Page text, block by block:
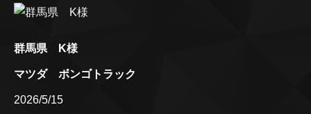
群馬県 K様
マツダ ボンゴトラック
2026/5/15